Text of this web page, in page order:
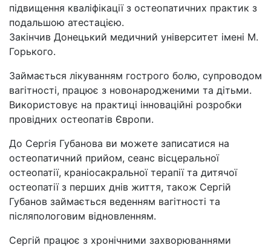
підвищення кваліфікації з остеопатичних практик з
подальшою атестацією.
Закінчив Донецький медичний університет імені М.
Горького.
Займається лікуванням гострого болю, супроводом
вагітності, працює з новонародженими та дітьми.
Використовує на практиці інноваційні розробки
провідних остеопатів Європи.
До Сергія Губанова ви можете записатися на
остеопатичний прийом, сеанс вісцеральної
остеопатії, краніосакральної терапії та дитячої
остеопатії з перших днів життя, також Сергій
Губанов займається веденням вагітності та
післяпологовим відновленням.
Сергій працює з хронічними захворюваннями